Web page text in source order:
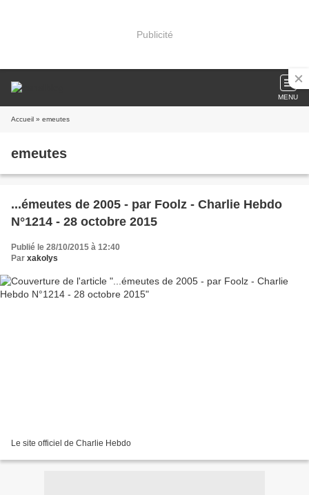
Publicité
MENU
Accueil » emeutes
emeutes
...émeutes de 2005 - par Foolz - Charlie Hebdo
N°1214 - 28 octobre 2015
Publié le 28/10/2015 à 12:40
Par xakolys
Le site officiel de Charlie Hebdo